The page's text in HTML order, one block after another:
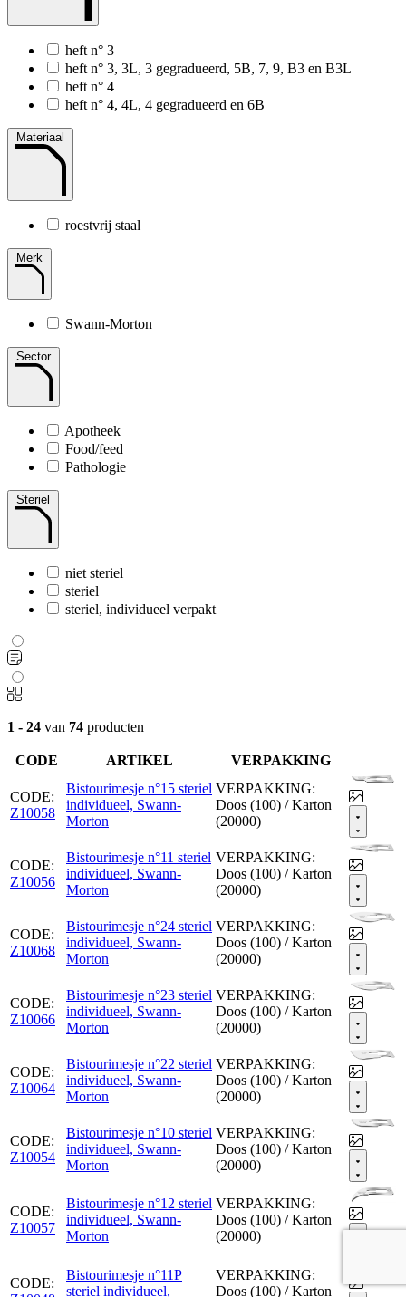
heft n° 3
heft n° 3, 3L, 3 gegradueerd, 5B, 7, 9, B3 en B3L
heft n° 4
heft n° 4, 4L, 4 gegradueerd en 6B
Materiaal
roestvrij staal
Merk
Swann-Morton
Sector
Apotheek
Food/feed
Pathologie
Steriel
niet steriel
steriel
steriel, individueel verpakt
1 - 24 van 74 producten
CODE ARTIKEL VERPAKKING
CODE:
Z10058
Bistourimesje n°15 steriel
individueel, Swann-
Morton
VERPAKKING:
Doos (100) / Karton
(20000)
CODE:
Z10056
Bistourimesje n°11 steriel
individueel, Swann-
Morton
VERPAKKING:
Doos (100) / Karton
(20000)
CODE:
Z10068
Bistourimesje n°24 steriel
individueel, Swann-
Morton
VERPAKKING:
Doos (100) / Karton
(20000)
CODE:
Z10066
Bistourimesje n°23 steriel
individueel, Swann-
Morton
VERPAKKING:
Doos (100) / Karton
(20000)
CODE:
Z10064
Bistourimesje n°22 steriel
individueel, Swann-
Morton
VERPAKKING:
Doos (100) / Karton
(20000)
CODE:
Z10054
Bistourimesje n°10 steriel
individueel, Swann-
Morton
VERPAKKING:
Doos (100) / Karton
(20000)
CODE:
Z10057
Bistourimesje n°12 steriel
individueel, Swann-
Morton
VERPAKKING:
Doos (100) / Karton
(20000)
CODE:
Bistourimesje n°11P
steriel individueel,
VERPAKKING:
Doos (100) / Karton